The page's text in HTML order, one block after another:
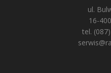
ul.
16-
tel.